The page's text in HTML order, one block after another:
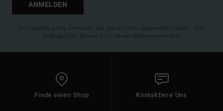
ANMELDEN
(*) Angebot gültig online für alle, die sich neu angemeldet haben - Alle
Bedingungen findest du in deiner Willkommens-Mail
Finde einen Shop Kontaktiere Uns